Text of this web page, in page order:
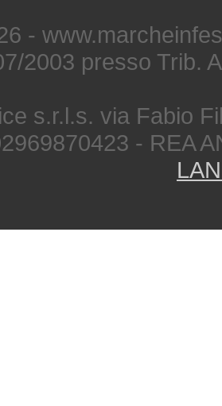
-
2003 presso Trib.
s.r.l.s. via Fabio
- REA